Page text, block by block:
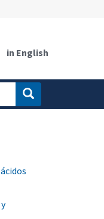
in English
ácidos